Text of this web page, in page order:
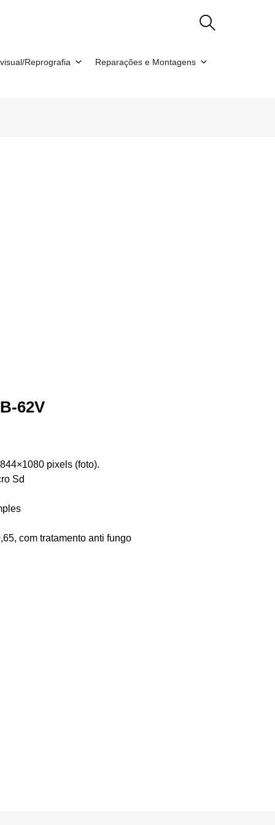
Reprografia Reparações e Montagens
62V
pixels (foto).
Sd
com tratamento anti fungo